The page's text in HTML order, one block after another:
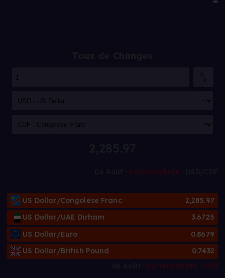
CurrencyRate
US Dollar/Congolese Franc
2,285.97
US Dollar/UAE Dirham
3.6725
US Dollar/Euro
0.8679
US Dollar/British Pound
0.7432
CurrencyRate USD